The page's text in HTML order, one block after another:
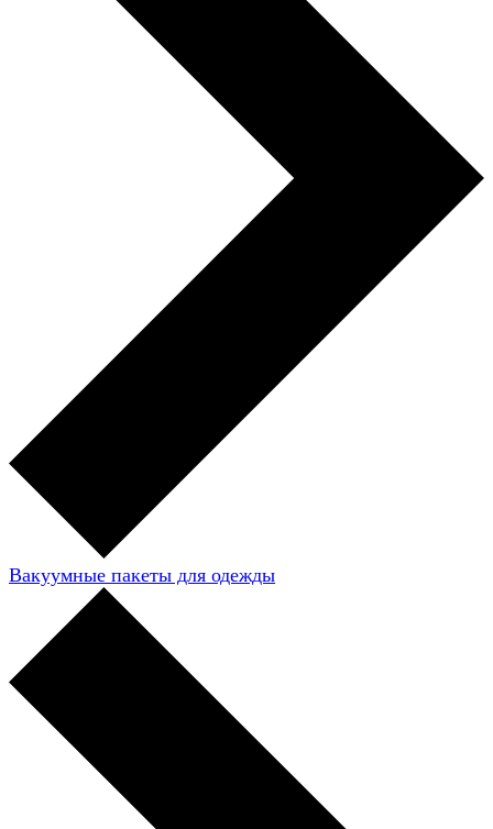
Вакуумные пакеты для одежды